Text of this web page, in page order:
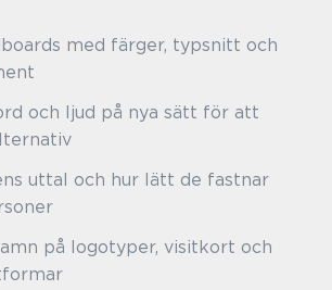
med färger, typsnitt och
och ljud på nya sätt för att
uttal och hur lätt de fastnar
på logotyper, visitkort och